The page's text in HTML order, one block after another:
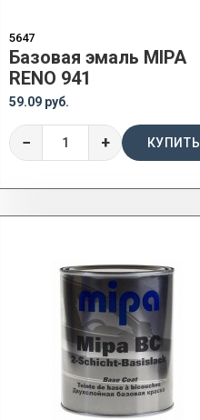
5647
Базовая эмаль MIPA
RENO 941
59.09 руб.
− + КУПИТЬ